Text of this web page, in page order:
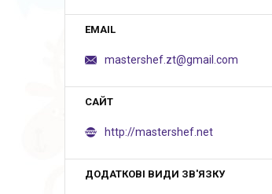
mastershef.zt@gmail.com
http://mastershef.net